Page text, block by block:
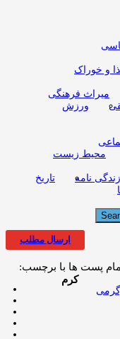
و خوراک
میراث فرهنگی
ورزش
محیط زیست
زندگی نامه
تاریخ
ارسال مطلب
پست ها با برچسب:
کرم